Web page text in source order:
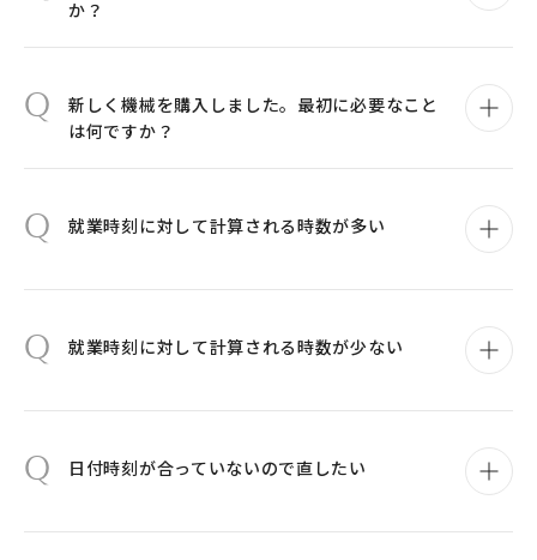
か？
Q
新しく機械を購入しました。最初に必要なこと
は何ですか？
Q 就業時刻に対して計算される時数が多い
Q 就業時刻に対して計算される時数が少ない
Q 日付時刻が合っていないので直したい